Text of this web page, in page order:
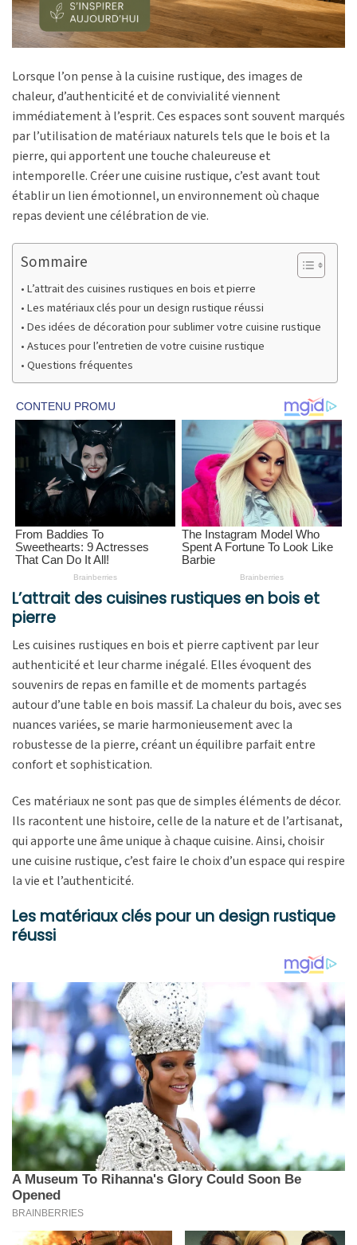
Lorsque l’on pense à la cuisine rustique, des images de
chaleur, d’authenticité et de convivialité viennent
immédiatement à l’esprit. Ces espaces sont souvent marqués
par l’utilisation de matériaux naturels tels que le bois et la
pierre, qui apportent une touche chaleureuse et
intemporelle. Créer une cuisine rustique, c’est avant tout
établir un lien émotionnel, un environnement où chaque
repas devient une célébration de vie.
Sommaire
L’attrait des cuisines rustiques en bois et pierre
Les matériaux clés pour un design rustique réussi
Des idées de décoration pour sublimer votre cuisine rustique
Astuces pour l’entretien de votre cuisine rustique
Questions fréquentes
L’attrait des cuisines rustiques en bois et
pierre
Les cuisines rustiques en bois et pierre captivent par leur
authenticité et leur charme inégalé. Elles évoquent des
souvenirs de repas en famille et de moments partagés
autour d’une table en bois massif. La chaleur du bois, avec ses
nuances variées, se marie harmonieusement avec la
robustesse de la pierre, créant un équilibre parfait entre
confort et sophistication.
Ces matériaux ne sont pas que de simples éléments de décor.
Ils racontent une histoire, celle de la nature et de l’artisanat,
qui apporte une âme unique à chaque cuisine. Ainsi, choisir
une cuisine rustique, c’est faire le choix d’un espace qui respire
la vie et l’authenticité.
Les matériaux clés pour un design rustique
réussi